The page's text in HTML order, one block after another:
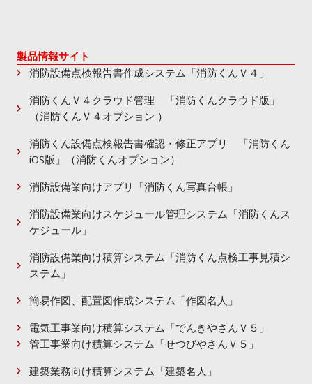
製品情報サイト
消防設備点検報告書作成システム「消防くんＶ４」
消防くんＶ４クラウド管理 「消防くんクラウド版」
（消防くんＶ４オプション ）
消防くん設備点検報告書確認・修正アプリ 「消防くん
iOS版」（消防くんオプション）
消防設備業向けアプリ「消防くん写真台帳」
消防設備業向けスケジュール管理システム「消防くんス
ケジュール」
消防設備業向け積算システム「消防くん点検工事見積シ
ステム」
簡易作図、配置図作成システム「作図名人」​
電気工事業向け積算システム「でんきやさんＶ５」​
管工事業向け積算システム「せつびやさんＶ５」
建築業務向け積算システム「建築名人」